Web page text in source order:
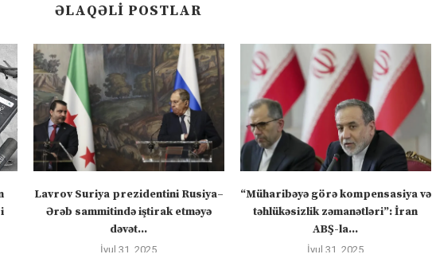
ƏLAQƏLI POSTLAR
Lavrov Suriya prezidentini Rusiya–
Ərəb sammitində iştirak etməyə
dəvət...
İyul 31, 2025
“Müharibəyə görə kompensasiya və
təhlükəsizlik zəmanətləri”: İran
ABŞ-la...
İyul 31, 2025